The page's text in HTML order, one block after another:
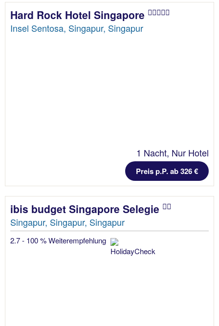
Hard Rock Hotel Singapore
Insel Sentosa, Singapur, Singapur
1 Nacht, Nur Hotel
Preis p.P. ab 326 €
ibis budget Singapore Selegie
Singapur, Singapur, Singapur
2.7 - 100 % Weiterempfehlung